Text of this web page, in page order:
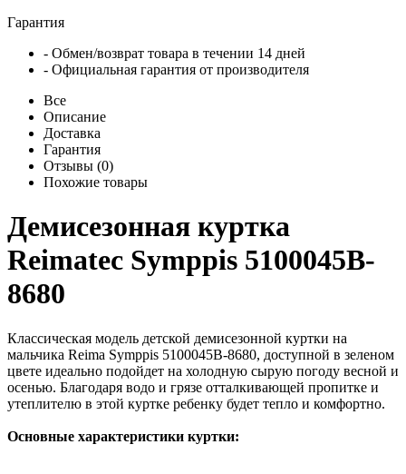
Гарантия
- Обмен/возврат товара в течении 14 дней
- Официальная гарантия от производителя
Все
Описание
Доставка
Гарантия
Отзывы (0)
Похожие товары
Демисезонная куртка
Reimatec Symppis 5100045B-
8680
Классическая модель детской демисезонной куртки на
мальчика Reima Symppis 5100045B-8680, доступной в зеленом
цвете идеально подойдет на холодную сырую погоду весной и
осенью. Благодаря водо и грязе отталкивающей пропитке и
утеплителю в этой куртке ребенку будет тепло и комфортно.
Основные характеристики куртки: